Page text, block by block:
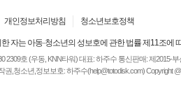
•[저작권] (주)디즈니엔
개인정보처리방침 청소년보호정책
자는 아동·청소년의 성보호에 관한 법률 제11조에
호 (우동, KNN타워) 대표: 하주수 통신판매: 제2015-
권,청소년,정보보호: 하주수(help@totodisk.com) Copyright